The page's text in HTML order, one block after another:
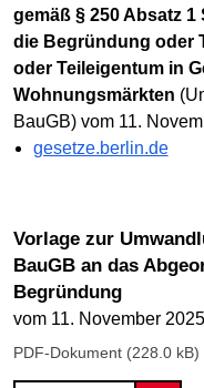
gemäß § 250 Absatz
die Begründung oder
oder Teileigentum in
Wohnungsmärkten
BauGB) vom 11.
gesetze.berlin.de
Vorlage zur
BauGB an das
Begründung
vom 11. November 2025
PDF-Dokument (228.0 kB)